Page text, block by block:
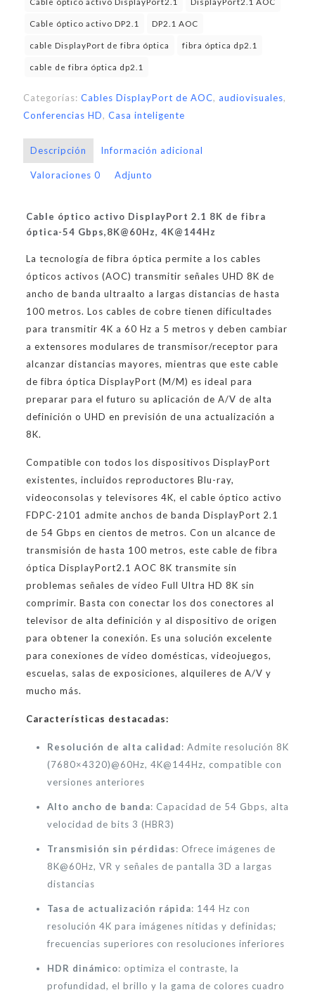
Cable óptico activo DP2.1 DP2.1 AOC
cable DisplayPort de fibra óptica fibra óptica dp2.1
cable de fibra óptica dp2.1
Categorías: Cables DisplayPort de AOC, audiovisuales,
Conferencias HD, Casa inteligente
Descripción Información adicional
Valoraciones 0 Adjunto
Cable óptico activo DisplayPort 2.1 8K de fibra
óptica-54 Gbps,8K@60Hz, 4K@144Hz
La tecnología de fibra óptica permite a los cables
ópticos activos (AOC) transmitir señales UHD 8K de
ancho de banda ultraalto a largas distancias de hasta
100 metros. Los cables de cobre tienen dificultades
para transmitir 4K a 60 Hz a 5 metros y deben cambiar
a extensores modulares de transmisor/receptor para
alcanzar distancias mayores, mientras que este cable
de fibra óptica DisplayPort (M/M) es ideal para
preparar para el futuro su aplicación de A/V de alta
definición o UHD en previsión de una actualización a
8K.
Compatible con todos los dispositivos DisplayPort
existentes, incluidos reproductores Blu-ray,
videoconsolas y televisores 4K, el cable óptico activo
FDPC-2101 admite anchos de banda DisplayPort 2.1
de 54 Gbps en cientos de metros. Con un alcance de
transmisión de hasta 100 metros, este cable de fibra
óptica DisplayPort2.1 AOC 8K transmite sin
problemas señales de vídeo Full Ultra HD 8K sin
comprimir. Basta con conectar los dos conectores al
televisor de alta definición y al dispositivo de origen
para obtener la conexión. Es una solución excelente
para conexiones de vídeo domésticas, videojuegos,
escuelas, salas de exposiciones, alquileres de A/V y
mucho más.
Características destacadas:
Resolución de alta calidad: Admite resolución 8K
(7680×4320)@60Hz, 4K@144Hz, compatible con
versiones anteriores
Alto ancho de banda: Capacidad de 54 Gbps, alta
velocidad de bits 3 (HBR3)
Transmisión sin pérdidas: Ofrece imágenes de
8K@60Hz, VR y señales de pantalla 3D a largas
distancias
Tasa de actualización rápida: 144 Hz con
resolución 4K para imágenes nítidas y definidas;
frecuencias superiores con resoluciones inferiores
HDR dinámico: optimiza el contraste, la
profundidad, el brillo y la gama de colores cuadro